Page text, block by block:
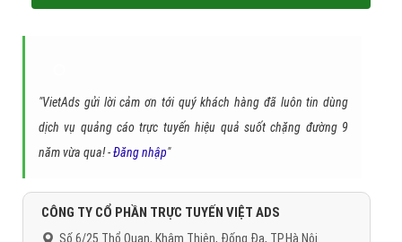
dịch vụ quảng cáo trực tuyến hiệu quả suốt chặng đường 9
năm vừa qua! - Đăng nhập"